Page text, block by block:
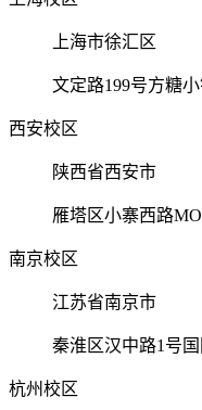
上海市徐汇区
文定路199号方糖
西安校区
陕西省西安市
雁塔区小寨西路
南京校区
江苏省南京市
秦淮区汉中路1号
杭州校区